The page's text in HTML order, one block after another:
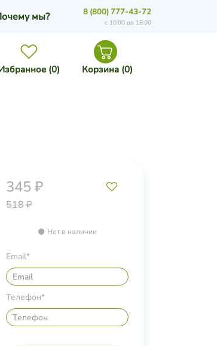
(0) Корзина (0)
мы? 8 (800) 777-43-72
с 10:00 до 18:00
345 ₽
518 ₽
Нет в наличии
Email*
Телефон*